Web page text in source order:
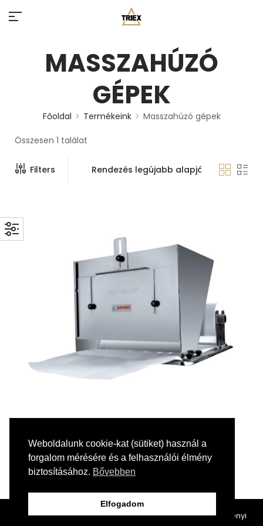
MASSZAHÚZÓ
GÉPEK
Főoldal Termékeink Masszahúzó gépek
Összesen 1 találat
Filters
ROLLERBISCUIT MASSZAHÚZÓ GÉP
MASSZAHÚZÓ GÉPEK
2024 — TRIEX KFT.Adatkezelési tájékoztató|ÁSZF|Széchenyi
Weboldalunk cookie-kat (sütiket) használ a
forgalom mérésére és a felhasználói élmény
biztosításához. Bővebben
Elfogadom